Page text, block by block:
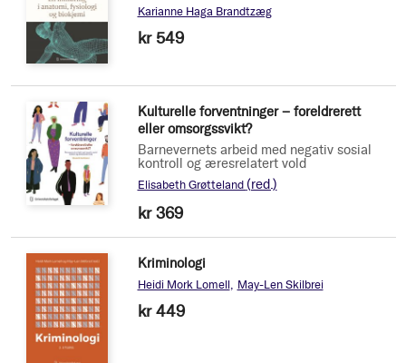
Karianne Haga Brandtzæg
kr 549
Kulturelle forventninger – foreldrerett
eller omsorgssvikt?
Barnevernets arbeid med negativ sosial
kontroll og æresrelatert vold
Elisabeth Grøtteland (red.)
kr 369
Kriminologi
Heidi Mork Lomell May-Len Skilbrei
kr 449